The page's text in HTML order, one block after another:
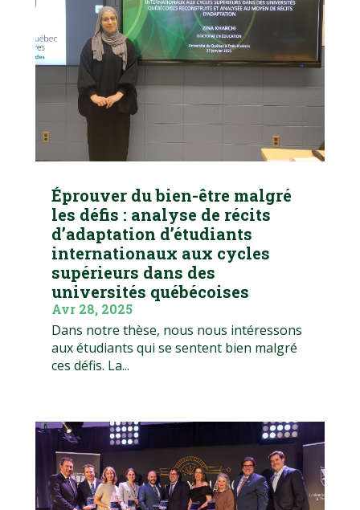
Éprouver du bien-être malgré
les défis : analyse de récits
d’adaptation d’étudiants
internationaux aux cycles
supérieurs dans des
universités québécoises
Avr 28, 2025
Dans notre thèse, nous nous intéressons
aux étudiants qui se sentent bien malgré
ces défis. La...